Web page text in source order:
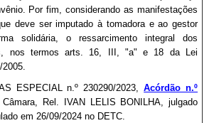
Por fim, considerando as manifestações
deve ser imputado à tomadora e ao gestor
solidária, o ressarcimento integral dos
nos termos arts. 16, III, "a" e 18 da Lei
2005.
ESPECIAL n.º 230290/2023,Acórdão n.º
Rel. IVAN LELIS BONILHA, julgado
em 26/09/2024 no DETC.